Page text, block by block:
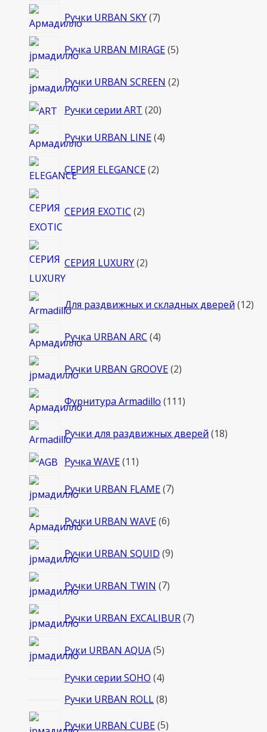
Ручки URBAN SKY 77
Ручка URBAN MIRAGE 55
Ручки URBAN SCREEN 22
Ручки серии ART 2020
Ручки URBAN LINE 44
СЕРИЯ ELEGANCE 22
СЕРИЯ EXOTIC 2товара
СЕРИЯ LUXURY 2товара
Для раздвижных и складных дверей 1212
Ручка URBAN ARC 44
Ручки URBAN GROOVE 22
Фурнитура Armadillo 111111
Ручки для раздвижных дверей 1818
Ручка WAVE 1111
Ручки URBAN FLAME 77
Ручки URBAN WAVE 66
Ручки URBAN SQUID 99
Ручки URBAN TWIN 77
Ручки URBAN EXCALIBUR 77
Руки URBAN AQUA 55
Ручки серии SOHO 44
товара
Ручки URBAN ROLL 88
Ручки URBAN CUBE 55